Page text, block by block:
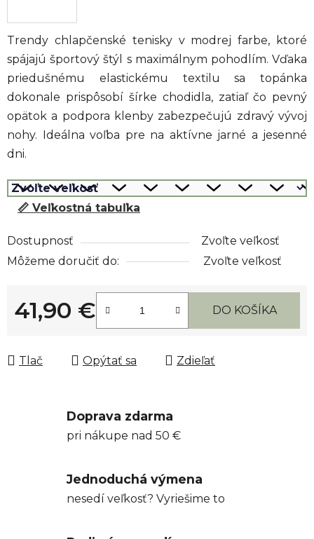
Trendy chlapčenské tenisky v modrej farbe, ktoré
spájajú športový štýl s maximálnym pohodlím. Vďaka
priedušnému elastickému textilu sa topánka
dokonale prispôsobí šírke chodidla, zatiaľ čo pevný
opätok a podpora klenby zabezpečujú zdravý vývoj
nohy. Ideálna voľba pre na aktívne jarné a jesenné
dni.
📏 Veľkostná tabuľka
Dostupnosť
Zvoľte veľkosť
Môžeme doručiť do:
Zvoľte veľkosť
41,90 €
Jednotková cena:
DO KOŠÍKA
Tlač Opýtať sa Zdieľať
Doprava zdarma
pri nákupe nad 50 €
Jednoduchá výmena
nesedí veľkosť? Vyriešime to